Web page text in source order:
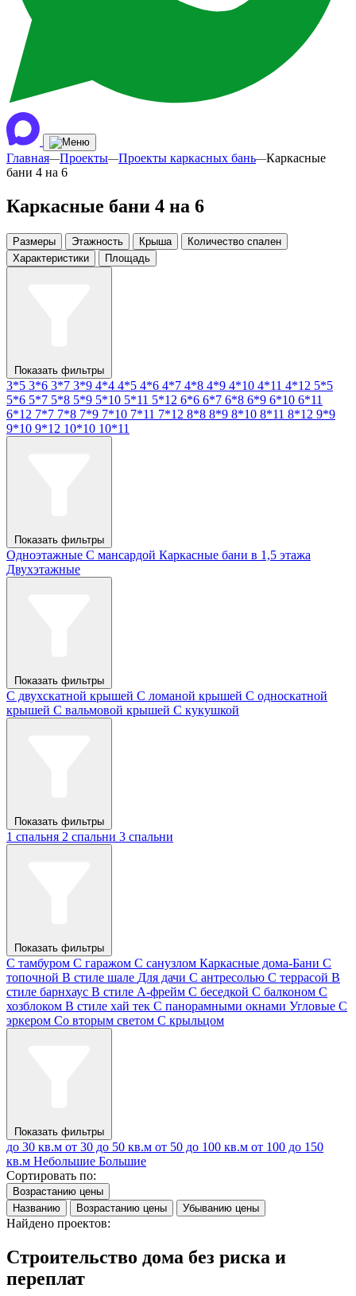
Главная—Проекты—Проекты каркасных бань—Каркасные
бани 4 на 6
Каркасные бани 4 на 6
Размеры Этажность Крыша
Количество спален
Характеристики
Площадь
Показать фильтры
3*5 3*6 3*7 3*9 4*4 4*5 4*6 4*7 4*8 4*9 4*10 4*11 4*12 5*5
5*6 5*7 5*8 5*9 5*10 5*11 5*12 6*6 6*7 6*8 6*9 6*10 6*11
6*12 7*7 7*8 7*9 7*10 7*11 7*12 8*8 8*9 8*10 8*11 8*12 9*9
9*10 9*12 10*10 10*11
Показать фильтры
Одноэтажные С мансардой Каркасные бани в 1,5 этажа
Двухэтажные
Показать фильтры
С двухскатной крышей С ломаной крышей С односкатной
крышей С вальмовой крышей С кукушкой
Показать фильтры
1 спальня 2 спальни 3 спальни
Показать фильтры
С тамбуром С гаражом С санузлом Каркасные дома-Бани С
топочной В стиле шале Для дачи С антресолью С террасой В
стиле барнхаус В стиле А-фрейм С беседкой С балконом С
хозблоком В стиле хай тек С панорамными окнами Угловые С
эркером Со вторым светом С крыльцом
Показать фильтры
до 30 кв.м от 30 до 50 кв.м от 50 до 100 кв.м от 100 до 150
кв.м Небольшие Большие
Сортировать по:
Возрастанию цены
Названию
Возрастанию цены Убыванию цены
Найдено проектов:
Строительство дома без риска и
переплат